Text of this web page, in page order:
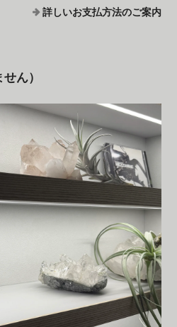
詳しいお支払方法のご案内
ん）